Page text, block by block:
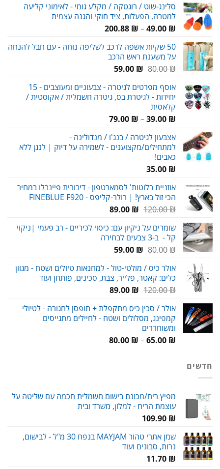
סלינג-שוט / רוגטקה / מקלע גומי - לאימוני קליעה
למטרה, הפעלות, ציד חוקי והגנה עצמית
49.00 ₪
–
200.88 ₪
טווח
50 שקיות אשפה לרכב לשליפה נוחה - עם חבל להנחה
על משענת ראש הרכב
80.00₪
המחיר
היה:
80.00 ₪.
59.00 ₪
המחיר
הוא:
59.00 ₪.
אוסף מפרטים לגיטרה - צבעוניים ומעוצבים - 15
יחידות - לגיטרת בס, גיטרה חשמלית / אקוסטית /
קלאסית
39.00 ₪
–
79.00 ₪
טווח
עד
אצבעון לגיטרה / בנג'ו / מנדולינה -
למתחילים/מקצוענים - לשמירה על דיוק | לנגן ללא
כאבים!
35.00 ₪
אוזניית בלוטות' לסמארטפון - דיבורית פיינבלו במחיר
הכי זול בארץ! | רולר-קליפס - FINEBLUE F920
120.00₪
המחיר
היה:
120.00 ₪.
89.00 ₪
המחיר
הוא:
89.00 ₪.
שומרים על ניקיון עם: כיסוי לכיריים - רב פעמי |ניקוי
קל - ב-3 צבעים לבחירה
80.00₪
המחיר
היה:
80.00 ₪.
59.00 ₪
המחיר
הוא:
59.00 ₪.
אולר כיס / מולטי-טול - למחנאות טיולים ושטח - מגוון
כלים: קאטר, פלייר, צבת, סכינים, פותחן ועוד
120.00₪
המחיר
היה:
120.00 ₪.
89.00 ₪
המחיר
הוא:
89.00 ₪.
אולר / סכין כיס מתקפלת + תופסן לחגורה - לטיולי
קמפינג, מסלולים ושטח - לחיילים מתגייסים
ומשוחררים
65.00 ₪
–
80.00 ₪
טווח
חדשים
מפיץ ריח/מכונת בישום חשמלית חכמה עם שליטה על
עוצמת הריח - למלון, משרד ובית
109.90 ₪
שמן אתרי טהור MAYJAM בנפח 30 מ"ל - לבישום,
נרות, סבונים ועוד
11.70 ₪